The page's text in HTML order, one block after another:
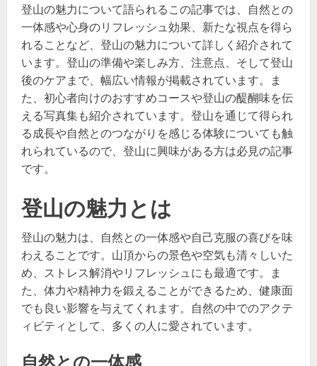
登山の魅力について語られるこの記事では、自然との
一体感や心身のリフレッシュ効果、新たな視点を得ら
れることなど、登山の魅力について詳しく紹介されて
います。登山の準備や楽しみ方、注意点、そして登山
後のケアまで、幅広い情報が掲載されています。ま
た、初心者向けのおすすめコースや登山の醍醐味を伝
える写真集も紹介されています。登山を通じて得られ
る成長や自然とのつながりを感じる体験についても触
れられているので、登山に興味がある方は必見の記事
です。
登山の魅力とは
登山の魅力は、自然との一体感や自己克服の喜びを味
わえることです。山頂からの景色や空気も清々しいた
め、ストレス解消やリフレッシュにも最適です。ま
た、体力や精神力を鍛えることができるため、健康面
でも良い影響を与えてくれます。自然の中でのアクテ
ィビティとして、多くの人に愛されています。
自然との一体感